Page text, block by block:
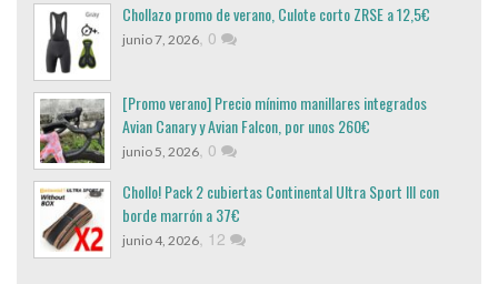
Chollazo promo de verano, Culote corto ZRSE a 12,5€
junio 7, 2026, 0
[Promo verano] Precio mínimo manillares integrados
Avian Canary y Avian Falcon, por unos 260€
junio 5, 2026, 0
Chollo! Pack 2 cubiertas Continental Ultra Sport III con
borde marrón a 37€
junio 4, 2026, 12